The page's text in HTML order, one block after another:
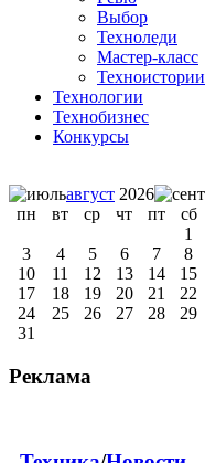
Выбор
Техноледи
Мастер-класс
Техноистории
Технологии
Технобизнес
Конкурсы
август 2026
пн
вт ср чт пт сб
1
3
4 5 6 7 8
10
11 12 13 14 15
17
18 19 20 21 22
24
25 26 27 28 29
31
Реклама